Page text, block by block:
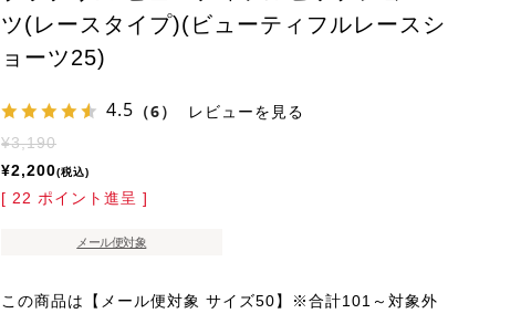
ツ(レースタイプ)(ビューティフルレースシ
ョーツ25)
4.5 （6） レビューを見る
¥3,190
¥2,200 税込
[ 22 ポイント進呈 ]
メール便対象
この商品は【メール便対象 サイズ50】※合計101～対象外